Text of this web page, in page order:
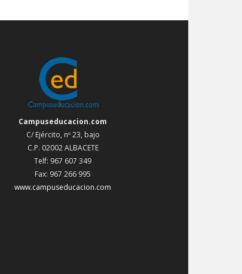
Campuseducacion.com
C/ Ejército, nº 23, bajo
C.P. 02002 ALBACETE
Telf: 967 607 349
Fax: 967 266 995
www.campuseducacion.com